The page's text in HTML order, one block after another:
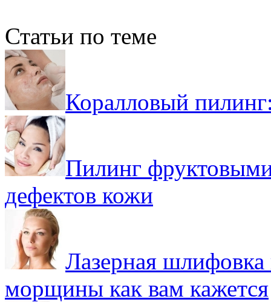
Статьи по теме
Коралловый
Пилинг
дефектов кожи
Лазерная
морщины как вам кажется